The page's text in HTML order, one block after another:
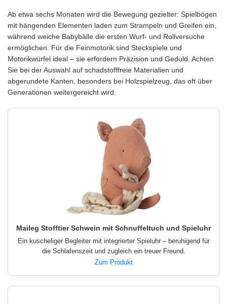
Ab etwa sechs Monaten wird die Bewegung gezielter: Spielbögen
mit hängenden Elementen laden zum Strampeln und Greifen ein,
während weiche Babybälle die ersten Wurf- und Rollversuche
ermöglichen. Für die Feinmotorik sind Steckspiele und
Motorikwürfel ideal – sie erfordern Präzision und Geduld. Achten
Sie bei der Auswahl auf schadstofffreie Materialien und
abgerundete Kanten, besonders bei Holzspielzeug, das oft über
Generationen weitergereicht wird.
Maileg Stofftier Schwein mit Schnuffeltuch und Spieluhr
Ein kuscheliger Begleiter mit integrierter Spieluhr – beruhigend für
die Schlafenszeit und zugleich ein treuer Freund.
Zum Produkt